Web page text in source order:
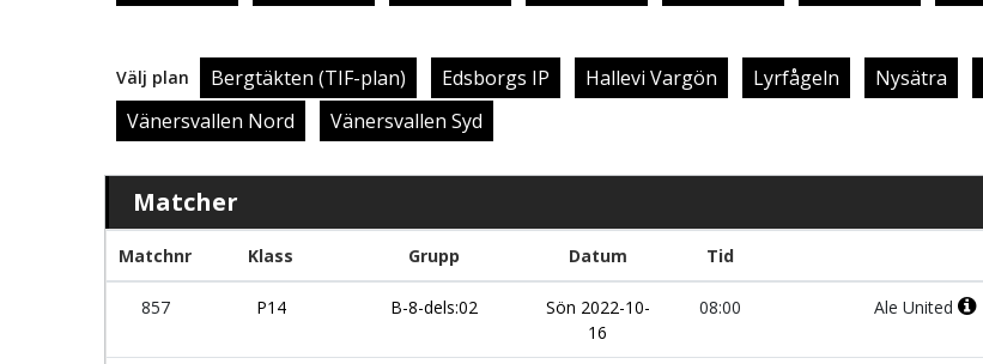
Välj plan Bergtäkten (TIF-plan) Edsborgs IP Hallevi Vargön Lyrfågeln Nysätra
Vänersvallen Nord
Vänersvallen Syd
Matcher
Matchnr Klass Grupp Datum Tid
857 P14 B-8-dels:02
Sön 2022-10-
16
08:00 Ale United